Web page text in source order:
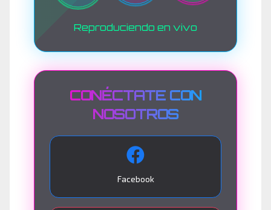
Reproduciendo en vivo
CONÉCTATE CON
NOSOTROS
Facebook